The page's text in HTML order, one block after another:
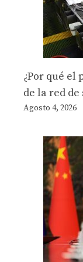
¿Por qué el
de la red de
Agosto 4, 2026